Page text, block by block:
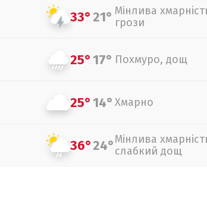
33°21° Мінлива
грози
25°17° Похмуро, дощ
25°14° Хмарно
36°24°Мінлива
слабкий дощ